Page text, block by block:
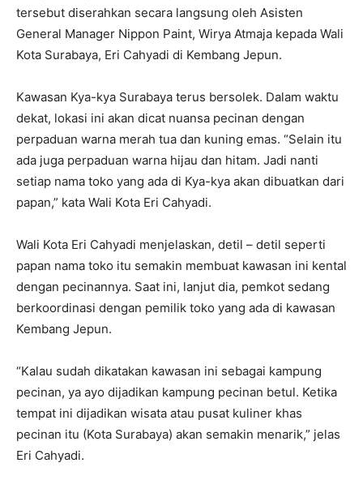
tersebut diserahkan secara langsung oleh Asisten
General Manager Nippon Paint, Wirya Atmaja kepada Wali
Kota Surabaya, Eri Cahyadi di Kembang Jepun.
Kawasan Kya-kya Surabaya terus bersolek. Dalam waktu
dekat, lokasi ini akan dicat nuansa pecinan dengan
perpaduan warna merah tua dan kuning emas. “Selain itu
ada juga perpaduan warna hijau dan hitam. Jadi nanti
setiap nama toko yang ada di Kya-kya akan dibuatkan dari
papan,” kata Wali Kota Eri Cahyadi.
Wali Kota Eri Cahyadi menjelaskan, detil – detil seperti
papan nama toko itu semakin membuat kawasan ini kental
dengan pecinannya. Saat ini, lanjut dia, pemkot sedang
berkoordinasi dengan pemilik toko yang ada di kawasan
Kembang Jepun.
“Kalau sudah dikatakan kawasan ini sebagai kampung
pecinan, ya ayo dijadikan kampung pecinan betul. Ketika
tempat ini dijadikan wisata atau pusat kuliner khas
pecinan itu (Kota Surabaya) akan semakin menarik,” jelas
Eri Cahyadi.